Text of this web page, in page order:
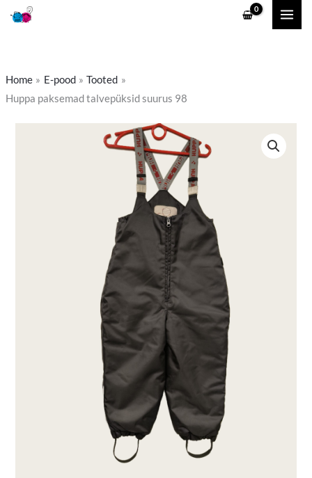
Skip
Home E-pood
Tooted
Huppa paksemad talvepüksid suurus 98